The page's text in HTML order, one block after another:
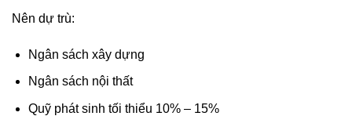
Nên dự trù:
Ngân sách xây dựng
Ngân sách nội thất
Quỹ phát sinh tối thiểu 10% – 15%